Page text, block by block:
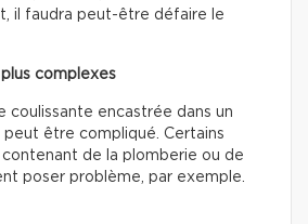
il faudra peut-être défaire le
complexes
coulissante encastrée dans un
être compliqué. Certains
de la plomberie ou de
poser problème, par exemple.